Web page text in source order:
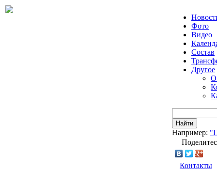
Фото
Видео
Состав
Другое
О
Найти
Например:
Контакты